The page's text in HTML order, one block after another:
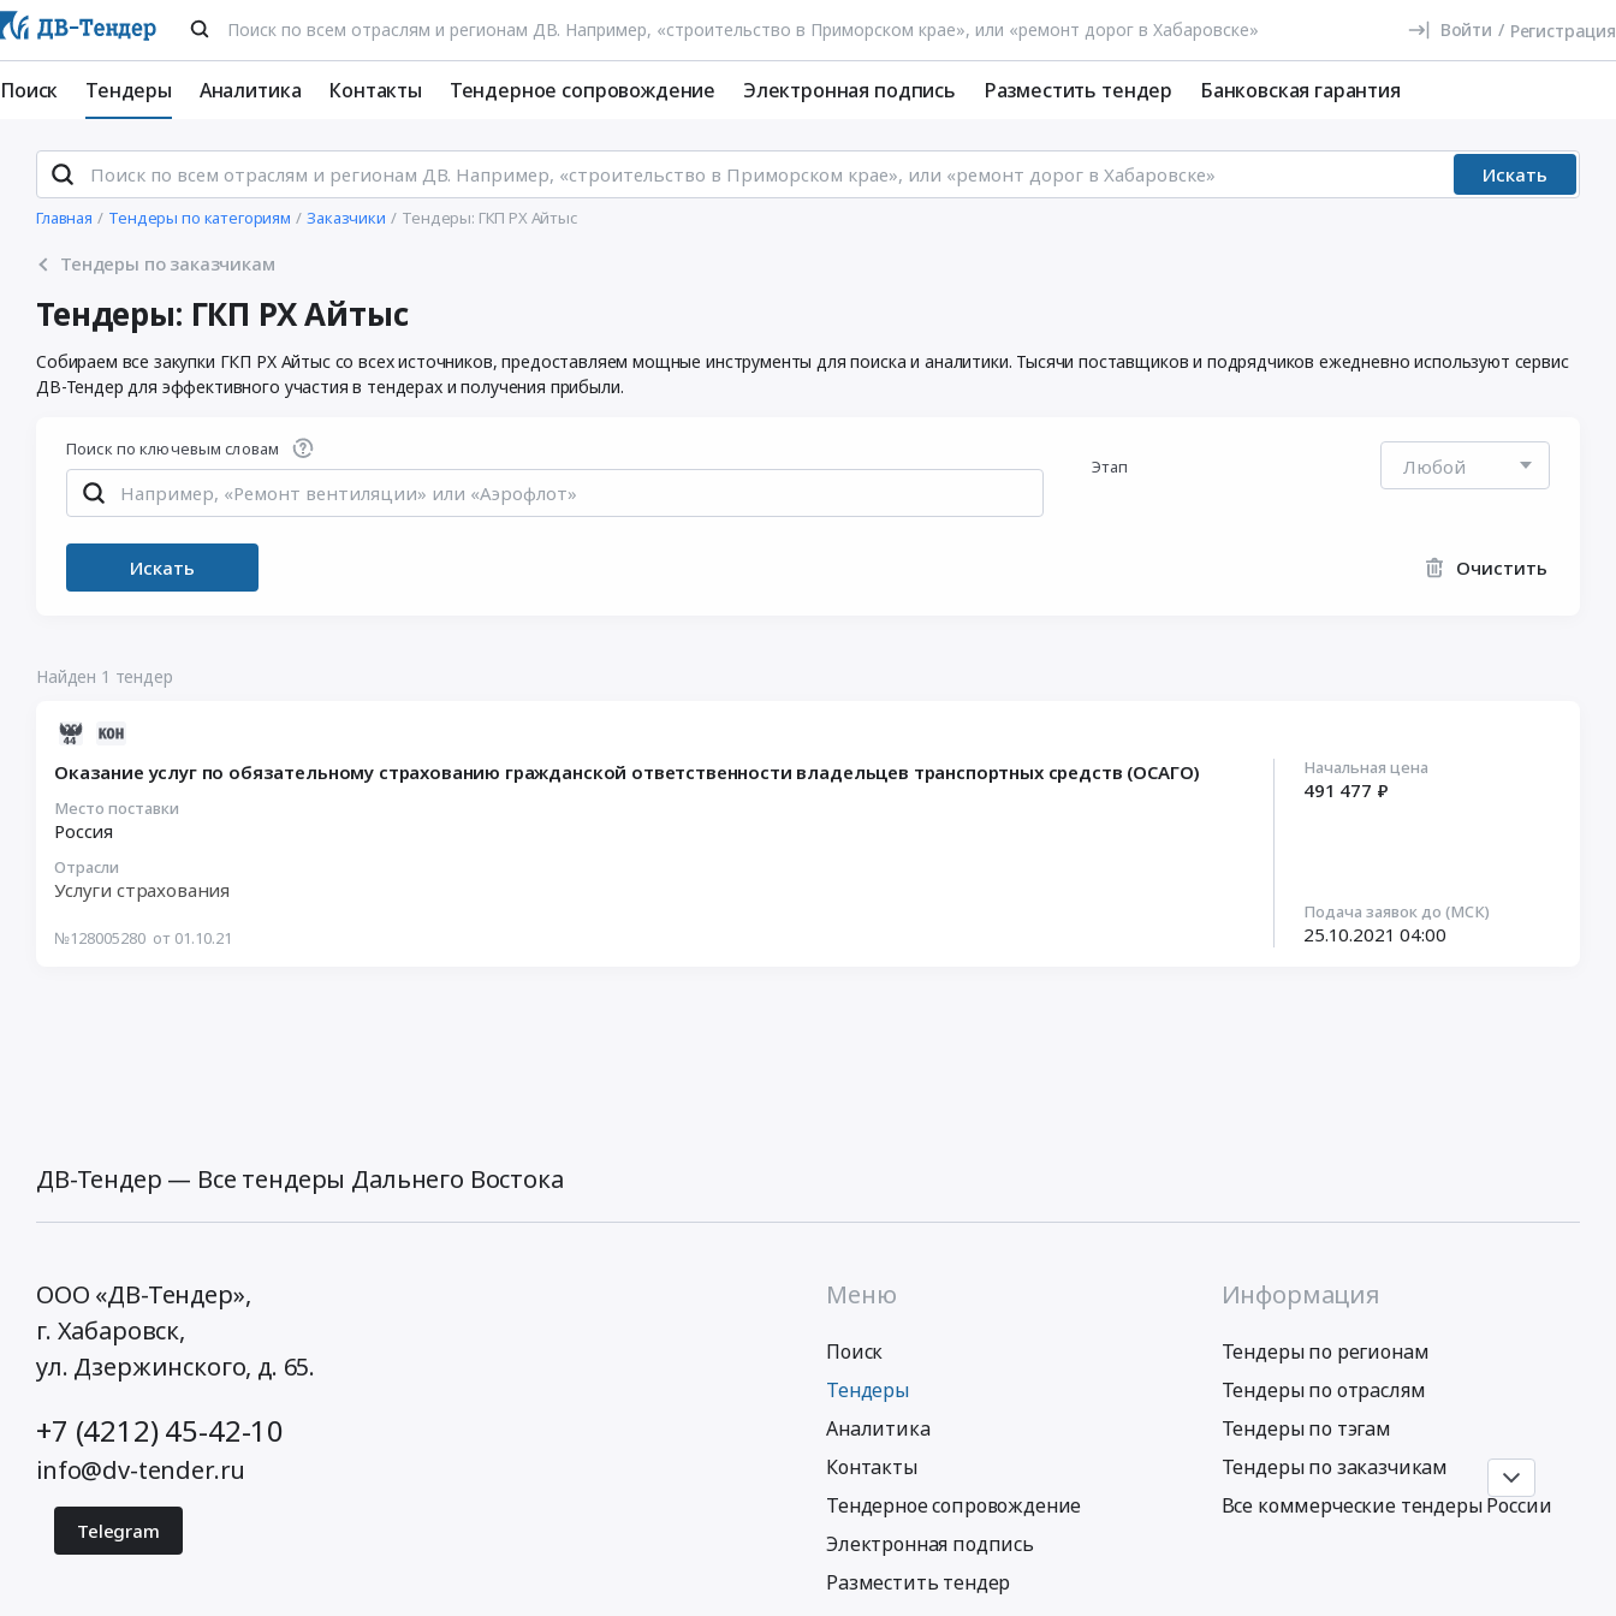
Войти / Регистрация
Поиск Тендеры Аналитика Контакты Тендерное сопровождение Электронная подпись Разместить тендер Банковская гарантия
Искать
Главная Тендеры по категориям Заказчики Тендеры: ГКП РХ Айтыс
Тендеры по заказчикам
Тендеры: ГКП РХ Айтыс
Собираем все закупки ГКП РХ Айтыс со всех источников, предоставляем мощные инструменты для поиска и аналитики. Тысячи поставщиков и подрядчиков ежедневно используют сервис
ДВ-Тендер для эффективного участия в тендерах и получения прибыли.
Поиск по ключевым словам
Этап
Искать Очистить
Найден 1 тендер
Оказание услуг по обязательному страхованию гражданской ответственности владельцев транспортных средств (ОСАГО)
Место поставки
Россия
Отрасли
Услуги страхования
№128005280 от 01.10.21
Начальная цена
491 477 ₽
Подача заявок до (МСК)
25.10.2021 04:00
2021-
07:27:39
2021-
10-
04:00:00
ответственности
(ОСАГО)
на
оказание
услуг
обязательному
страхованию
гражданской
ответственности
владельцев
ДВ-Тендер — Все тендеры Дальнего Востока
ООО «ДВ-Тендер»,
г. Хабаровск,
ул. Дзержинского, д. 65.
+7 (4212) 45-42-10
info@dv-tender.ru
Telegram
Меню
Поиск
Тендеры
Аналитика
Контакты
Тендерное сопровождение
Электронная подпись
Разместить тендер
Информация
Тендеры по регионам
Тендеры по отраслям
Тендеры по тэгам
Тендеры по заказчикам
Все коммерческие тендеры России